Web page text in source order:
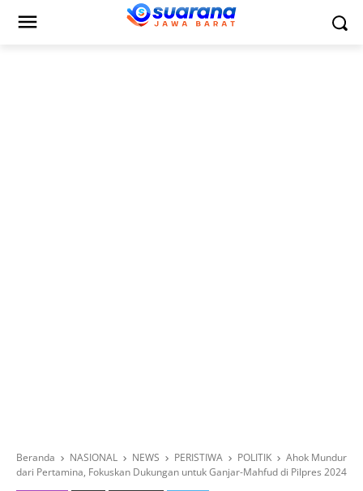
Beranda NASIONAL NEWS PERISTIWA POLITIK
Ahok Mundur
dari Pertamina, Fokuskan Dukungan untuk Ganjar-Mahfud di Pilpres 2024